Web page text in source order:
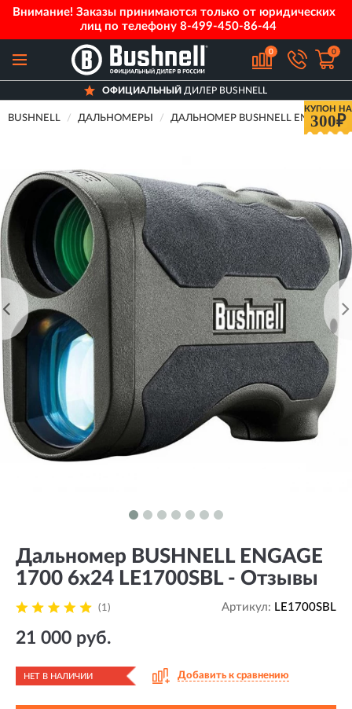
Внимание! Заказы принимаются только от юридических
лиц по телефону 8-499-450-86-44
0 0
ОФИЦИАЛЬНЫЙДИЛЕР BUSHNELL
КУПОН НА
300₽
BUSHNELL ДАЛЬНОМЕРЫ ДАЛЬНОМЕР BUSHNELL ENGAGE
Дальномер BUSHNELL ENGAGE
1700 6x24 LE1700SBL - Отзывы
(1) Артикул: LE1700SBL
21 000 руб.
НЕТ В НАЛИЧИИ Добавить к сравнению